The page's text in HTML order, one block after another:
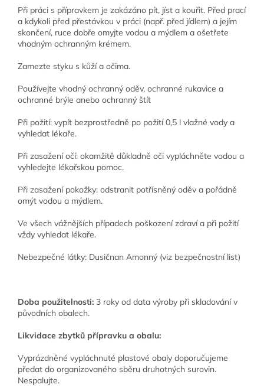
Při práci s přípravkem je zakázáno pít, jíst a kouřit. Před prací
a kdykoli před přestávkou v práci (např. před jídlem) a jejím
skončení, ruce dobře omyjte vodou a mýdlem a ošetřete
vhodným ochranným krémem.
Zamezte styku s kůží a očima.
Používejte vhodný ochranný oděv, ochranné rukavice a
ochranné brýle anebo ochranný štít
Při požití: vypít bezprostředně po požití 0,5 l vlažné vody a
vyhledat lékaře.
Při zasažení očí: okamžitě důkladně oči vypláchněte vodou a
vyhledejte lékařskou pomoc.
Při zasažení pokožky: odstranit potřísněný oděv a pořádně
omýt vodou a mýdlem.
Ve všech vážnějších případech poškození zdraví a při požití
vždy vyhledat lékaře.
Nebezpečné látky: Dusičnan Amonný (viz bezpečnostní list)
Doba použitelnosti: 3 roky od data výroby při skladování v
původních obalech.
Likvidace zbytků přípravku a obalu:
Vyprázdněné vypláchnuté plastové obaly doporučujeme
předat do organizovaného sběru druhotných surovin.
Nespalujte.